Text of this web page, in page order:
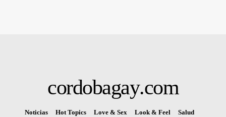
cordobagay.com
Noticias Hot Topics Love & Sex Look & Feel
Salud